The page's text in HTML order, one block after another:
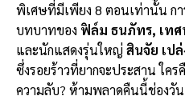
พิเศษที่มีเพียง 8 ตอนเท่านั้น ก
บทบาทของ ฟิล์ม ธนภัทร, เทศ
และนักแสดงรุ่นใหญ่ สินจัย เป
ซึ่งรอยร้าวที่ยากจะประสาน ใค
ความลับ? ห้ามพลาดคืนนี้ช่องวั